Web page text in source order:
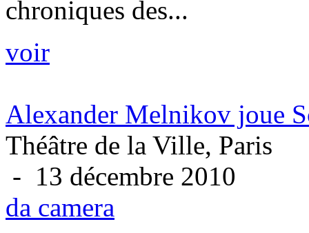
chroniques des...
voir
Alexander Melnikov joue
Théâtre de la Ville, Paris
- 13 décembre 2010
da camera